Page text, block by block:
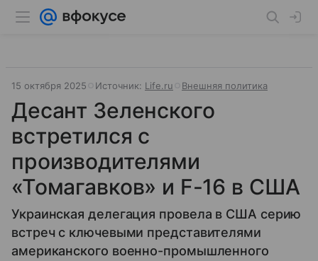
15 октября 2025 Источник: Life.ru Внешняя политика
Десант Зеленского
встретился с
производителями
«Томагавков» и F-16 в США
Украинская делегация провела в США серию
встреч с ключевыми представителями
американского военно-промышленного